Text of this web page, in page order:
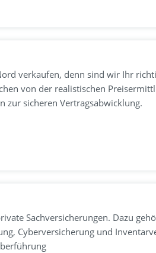
verkaufen, denn sind wir Ihr
von der realistischen
zur sicheren Vertragsabwicklung.
Sachversicherungen. Dazu
Cyberversicherung und